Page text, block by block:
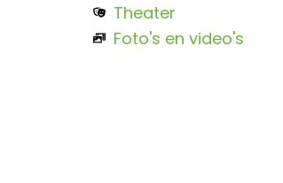
Theater
Foto's en video's